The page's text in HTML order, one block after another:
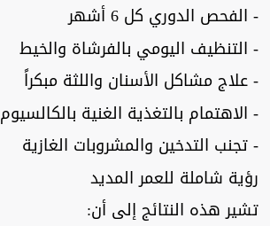
- الفحص الدوري كل 6 أشهر
- التنظيف اليومي بالفرشاة والخيط
- علاج مشاكل الأسنان واللثة مبكراً
- الاهتمام بالتغذية الغنية بالكالسيوم
- تجنب التدخين والمشروبات الغازية
رؤية شاملة للعمر المديد
تشير هذه النتائج إلى أن: